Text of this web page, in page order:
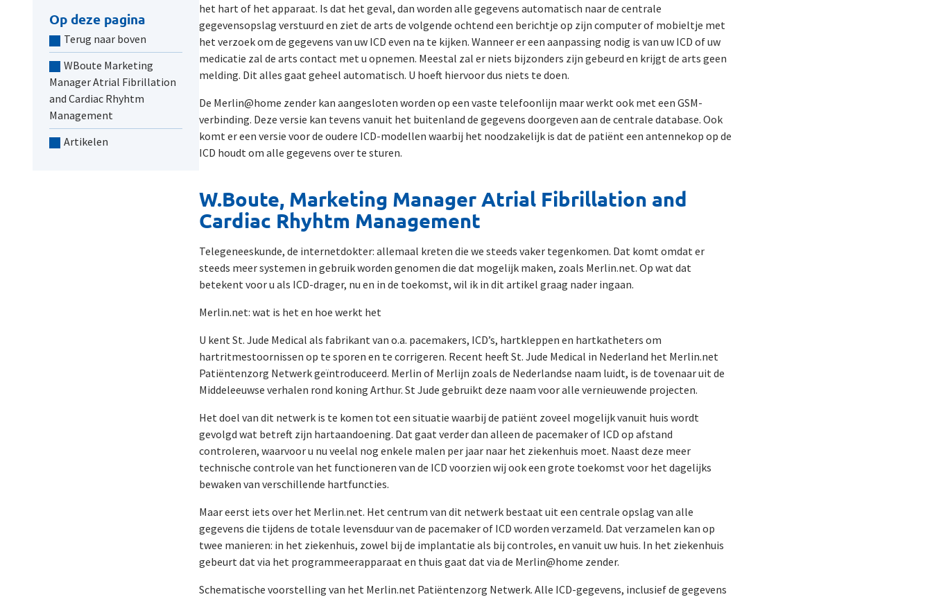
Op deze pagina
Terug naar boven
WBoute Marketing
Manager Atrial Fibrillation
and Cardiac Rhyhtm
Management
Artikelen
het hart of het apparaat. Is dat het geval, dan worden alle gegevens automatisch naar de centrale
gegevensopslag verstuurd en ziet de arts de volgende ochtend een berichtje op zijn computer of mobieltje met
het verzoek om de gegevens van uw ICD even na te kijken. Wanneer er een aanpassing nodig is van uw ICD of uw
medicatie zal de arts contact met u opnemen. Meestal zal er niets bijzonders zijn gebeurd en krijgt de arts geen
melding. Dit alles gaat geheel automatisch. U hoeft hiervoor dus niets te doen.
De Merlin@home zender kan aangesloten worden op een vaste telefoonlijn maar werkt ook met een GSM-
verbinding. Deze versie kan tevens vanuit het buitenland de gegevens doorgeven aan de centrale database. Ook
komt er een versie voor de oudere ICD-modellen waarbij het noodzakelijk is dat de patiënt een antennekop op de
ICD houdt om alle gegevens over te sturen.
W.Boute, Marketing Manager Atrial Fibrillation and
Cardiac Rhyhtm Management
Telegeneeskunde, de internetdokter: allemaal kreten die we steeds vaker tegenkomen. Dat komt omdat er
steeds meer systemen in gebruik worden genomen die dat mogelijk maken, zoals Merlin.net. Op wat dat
betekent voor u als ICD-drager, nu en in de toekomst, wil ik in dit artikel graag nader ingaan.
Merlin.net: wat is het en hoe werkt het
U kent St. Jude Medical als fabrikant van o.a. pacemakers, ICD’s, hartkleppen en hartkatheters om
hartritmestoornissen op te sporen en te corrigeren. Recent heeft St. Jude Medical in Nederland het Merlin.net
Patiëntenzorg Netwerk geïntroduceerd. Merlin of Merlijn zoals de Nederlandse naam luidt, is de tovenaar uit de
Middeleeuwse verhalen rond koning Arthur. St Jude gebruikt deze naam voor alle vernieuwende projecten.
Het doel van dit netwerk is te komen tot een situatie waarbij de patiënt zoveel mogelijk vanuit huis wordt
gevolgd wat betreft zijn hartaandoening. Dat gaat verder dan alleen de pacemaker of ICD op afstand
controleren, waarvoor u nu veelal nog enkele malen per jaar naar het ziekenhuis moet. Naast deze meer
technische controle van het functioneren van de ICD voorzien wij ook een grote toekomst voor het dagelijks
bewaken van verschillende hartfuncties.
Maar eerst iets over het Merlin.net. Het centrum van dit netwerk bestaat uit een centrale opslag van alle
gegevens die tijdens de totale levensduur van de pacemaker of ICD worden verzameld. Dat verzamelen kan op
twee manieren: in het ziekenhuis, zowel bij de implantatie als bij controles, en vanuit uw huis. In het ziekenhuis
gebeurt dat via het programmeerapparaat en thuis gaat dat via de Merlin@home zender.
Schematische voorstelling van het Merlin.net Patiëntenzorg Netwerk. Alle ICD-gegevens, inclusief de gegevens